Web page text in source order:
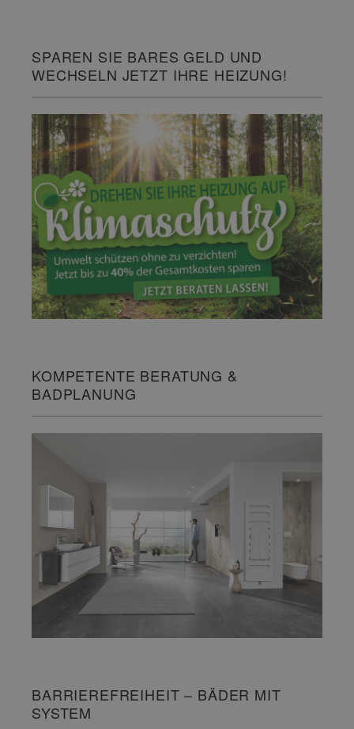
SPAREN SIE BARES GELD UND
WECHSELN JETZT IHRE HEIZUNG!
KOMPETENTE BERATUNG &
BADPLANUNG
BARRIEREFREIHEIT – BÄDER MIT
SYSTEM